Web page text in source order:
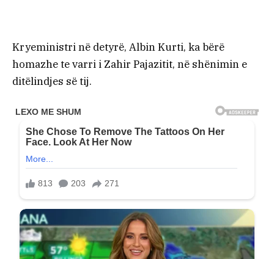
Kryeministri në detyrë, Albin Kurti, ka bërë
homazhe te varri i Zahir Pajazitit, në shënimin e
ditëlindjes së tij.